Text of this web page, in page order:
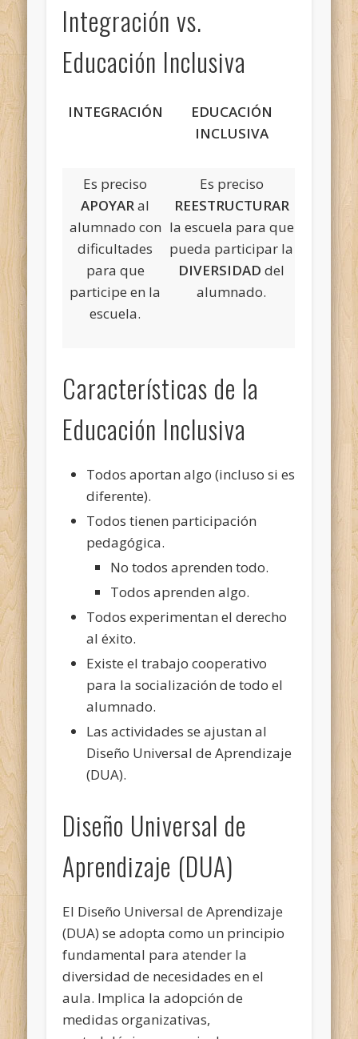
Integración vs.
Educación Inclusiva
INTEGRACIÓN
EDUCACIÓN
INCLUSIVA
Es preciso
APOYARal
alumnado con
dificultades
para que
participe en la
escuela.
Es preciso
REESTRUCTURAR
la escuela para que
pueda participar la
DIVERSIDAD del
alumnado.
Características de la
Educación Inclusiva
Todos aportan algo (incluso si es
diferente).
Todos tienen participación
pedagógica.
No todos aprenden todo.
Todos aprenden algo.
Todos experimentan el derecho
al éxito.
Existe el trabajo cooperativo
para la socialización de todo el
alumnado.
Las actividades se ajustan al
Diseño Universal de Aprendizaje
(DUA).
Diseño Universal de
Aprendizaje (DUA)
El Diseño Universal de Aprendizaje
(DUA) se adopta como un principio
fundamental para atender la
diversidad de necesidades en el
aula. Implica la adopción de
medidas organizativas,